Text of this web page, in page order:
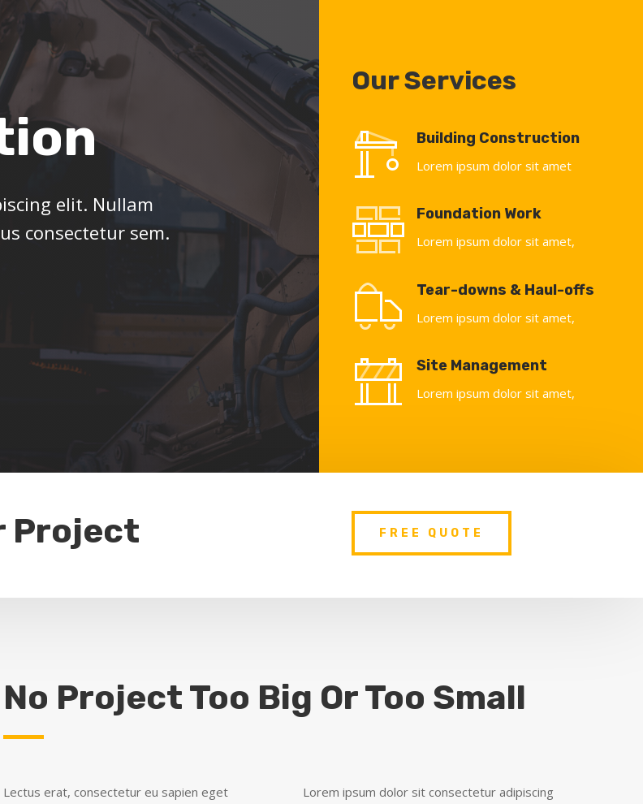
elit. Nullam
consectetur sem.
Our Services
Building Construction
Lorem ipsum dolor sit amet
Foundation Work
Lorem ipsum dolor sit amet,
Tear-downs & Haul-offs
Lorem ipsum dolor sit amet,
Site Management
Lorem ipsum dolor sit amet,
Project FREE QUOTE
No Project Too Big Or Too Small
Lectus erat, consectetur eu sapien eget
Lorem ipsum dolor sit consectetur adipiscing